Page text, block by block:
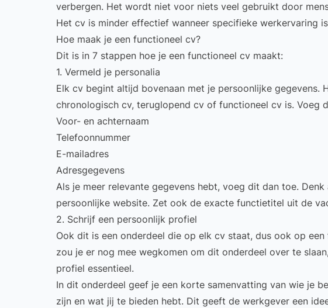
verbergen. Het wordt niet voor niets veel gebruikt door
Het cv is minder effectief wanneer specifieke werkervaring
Hoe maak je een functioneel cv?
Dit is in 7 stappen hoe je een functioneel cv maakt:
1. Vermeld je personalia
Elk cv begint altijd bovenaan met je persoonlijke gegevens.
chronologisch cv, teruglopend cv of functioneel cv is. Voeg
Voor- en achternaam
Telefoonnummer
E-mailadres
Adresgegevens
Als je meer relevante gegevens hebt, voeg dit dan toe.
persoonlijke website. Zet ook de exacte functietitel uit de
2. Schrijf een persoonlijk profiel
Ook dit is een onderdeel die op elk cv staat, dus ook op
zou je er nog mee wegkomen om dit onderdeel over te
profiel essentieel.
In dit onderdeel geef je een korte samenvatting van wie je
zijn en wat jij te bieden hebt. Dit geeft de werkgever een